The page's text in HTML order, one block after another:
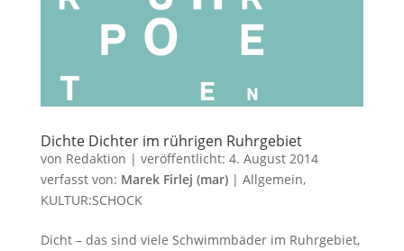
Dichte Dichter im rührigen Ruhrgebiet
von Redaktion | veröffentlicht: 4. August 2014
verfasst von: Marek Firlej (mar)| Allgemein,
KULTUR:SCHOCK
Dicht – das sind viele Schwimmbäder im Ruhrgebiet,